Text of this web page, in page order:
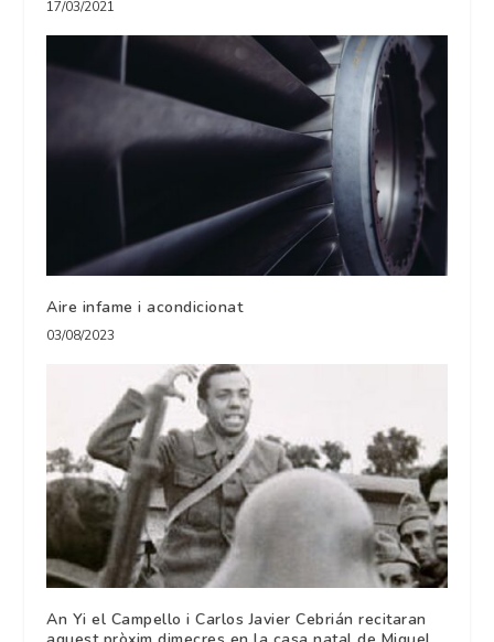
17/03/2021
Aire infame i acondicionat
03/08/2023
An Yi el Campello i Carlos Javier Cebrián recitaran